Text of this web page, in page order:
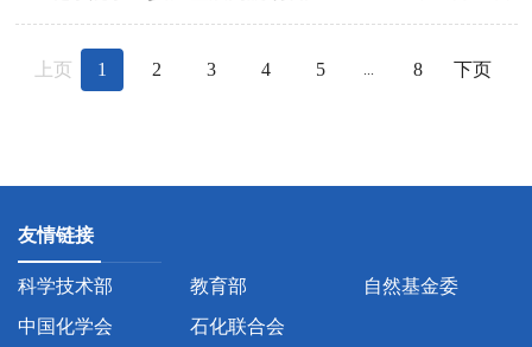
上页 1 2 3 4 5 ... 8 下页
友情链接
科学技术部 教育部
自然基金委
中国化学会
石化联合会